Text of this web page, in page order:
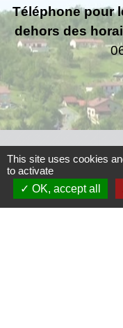
Téléphone pour
dehors des
Grand Périgueux
SMD3
This site uses cookies
to activate
OK, accept all